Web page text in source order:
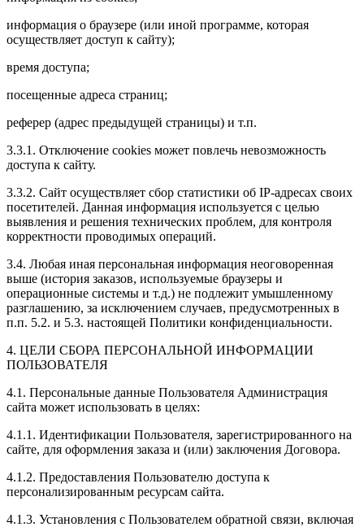
информация о браузере (или иной программе, которая
осуществляет доступ к сайту);
время доступа;
посещенные адреса страниц;
реферер (адрес предыдущей страницы) и т.п.
3.3.1. Отключение cookies может повлечь невозможность
доступа к сайту.
3.3.2. Сайт осуществляет сбор статистики об IP-адресах своих
посетителей. Данная информация используется с целью
выявления и решения технических проблем, для контроля
корректности проводимых операций.
3.4. Любая иная персональная информация неоговоренная
выше (история заказов, используемые браузеры и
операционные системы и т.д.) не подлежит умышленному
разглашению, за исключением случаев, предусмотренных в
п.п. 5.2. и 5.3. настоящей Политики конфиденциальности.
4. ЦЕЛИ СБОРА ПЕРСОНАЛЬНОЙ ИНФОРМАЦИИ
ПОЛЬЗОВАТЕЛЯ
4.1. Персональные данные Пользователя Администрация
сайта может использовать в целях:
4.1.1. Идентификации Пользователя, зарегистрированного на
сайте, для оформления заказа и (или) заключения Договора.
4.1.2. Предоставления Пользователю доступа к
персонализированным ресурсам сайта.
4.1.3. Установления с Пользователем обратной связи, включая